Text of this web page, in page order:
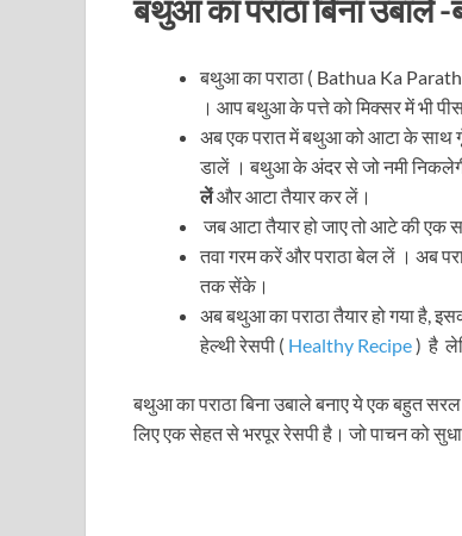
बथुआ का पराठा बिना उबाले -
बथुआ का पराठा ( Bathua Ka
। आप बथुआ के पत्ते को मिक्सर में भी
अब एक परात में बथुआ को आटा के साथ
डालें । बथुआ के अंदर से जो नमी
लेंऔर आटा तैयार कर लें।
जब आटा तैयार हो जाए तो आटे की एक
तवा गरम करें और पराठा बेल लें । अब
तक सेंके।
अब बथुआ का पराठा तैयार हो गया है,
हेल्थी रेसपी ( Healthy Recipe) है
बथुआ का पराठा बिना उबाले बनाए ये एक बहुत
लिए एक सेहत से भरपूर रेसपी है। जो पाचन को